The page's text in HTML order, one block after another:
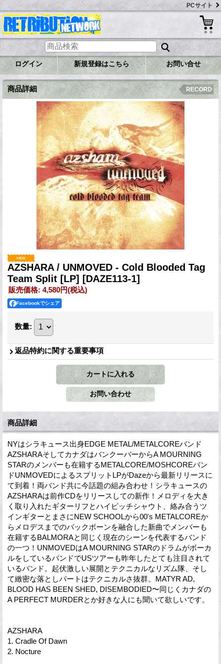
PCサイト
ログイン 新規登録はこちら お問い合せ
商品詳細 RECORD
AZSHARA / UNMOVED - Cold Blooded Tag
Team Split [LP] [DAZE113-1]
販売価格: 4,580円(税込)
Facebookでシェア
数量:
返品特約に関する重要事項
商品詳細
NYはシラキュース出身EDGE METAL/METALCOREバンド
AZSHARAそしてカナダはバンクーバーからA MOURNING
STARのメンバーも在籍するMETALCORE/MOSHCOREバン
ドUNMOVEDによるスプリットLPがDazeから最新リリースに
て到着！両バンド共に今話題の組み合わせ！シラキュースの
AZSHARAは前作CDをリリースしての新作！メロディを大き
く取り入れたギターリフとハイピッチシャウト、絡み合うツ
インギターとまさにNEW SCHOOLから00's METALCOREか
らメロデスまでのバックボーンを融合した新曲でメンバーも
在籍するBALMORAと同じく現在のシーンを代表するバンド
の一つ！UNMOVEDはA MOURNING STARのドラムがボーカ
ルをしているバンドでUSツアーも昨年したとても注目されて
いるバンド。起伏激しい展開とテクニカルなリズム隊、そし
て緻密な落としパートはテクニカルさ抜群。MATYR AD,
BLOOD HAS BEEN SHED, DISEMBODIED〜同じくカナダの
A PERFECT MURDERとか好きな人にも聞いて欲しいです。
AZSHARA
1. Cradle Of Dawn
2. Nocture